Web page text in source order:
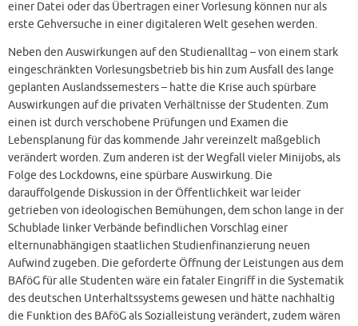
einer Datei oder das Übertragen einer Vorlesung können nur als
erste Gehversuche in einer digitaleren Welt gesehen werden.
Neben den Auswirkungen auf den Studienalltag – von einem stark
eingeschränkten Vorlesungsbetrieb bis hin zum Ausfall des lange
geplanten Auslandssemesters – hatte die Krise auch spürbare
Auswirkungen auf die privaten Verhältnisse der Studenten. Zum
einen ist durch verschobene Prüfungen und Examen die
Lebensplanung für das kommende Jahr vereinzelt maßgeblich
verändert worden. Zum anderen ist der Wegfall vieler Minijobs, als
Folge des Lockdowns, eine spürbare Auswirkung. Die
darauffolgende Diskussion in der Öffentlichkeit war leider
getrieben von ideologischen Bemühungen, dem schon lange in der
Schublade linker Verbände befindlichen Vorschlag einer
elternunabhängigen staatlichen Studienfinanzierung neuen
Aufwind zugeben. Die geforderte Öffnung der Leistungen aus dem
BAföG für alle Studenten wäre ein fataler Eingriff in die Systematik
des deutschen Unterhaltssystems gewesen und hätte nachhaltig
die Funktion des BAföG als Sozialleistung verändert, zudem wären